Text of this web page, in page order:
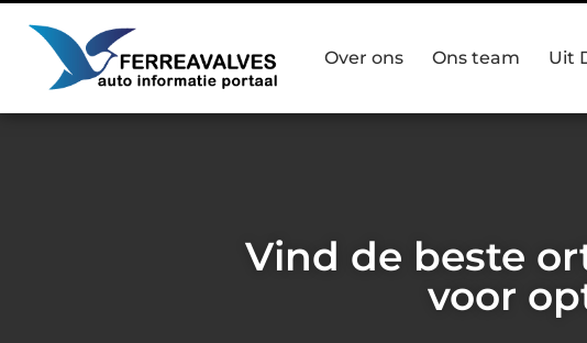
Over ons Ons team Uit
Vind de beste
voor